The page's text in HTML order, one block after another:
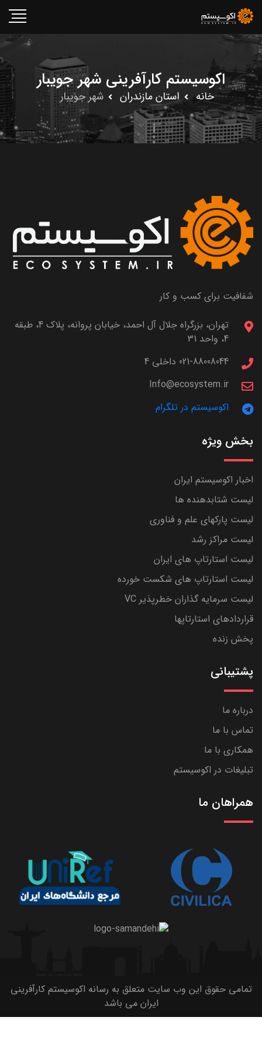
اکوسیستم کارآفرینی شهر جویبار
خانه استان مازندران شهر جویبار
شفافیت برای کسب و کار
تهران، بزرگراه جلال آل احمد، خیابان پروانه، پلاک 4، طبقه
4، واحد 31
021-88008044 داخلی 4
Info@ecosystem.ir
اکوسیستم در تلگرام
بخش ویژه
اخبار اکوسیستم ایران
لیست شتابدهنده ها
لیست پارکهای علم و فناوری
لیست مراکز رشد
لیست استارتاپ های ایران
لیست استارتاپ های شکست خورده
لیست سرمایه گذاران خطرپذیر VC
قراردادهای استارتاپها
پخش زنده
پشتیبانی
درباره ما
تماس با ما
همکاری با ما
تبلیغات در اکوسیستم
همراهان ما
تمامی حقوق این وب سایت متعلق به رسانه اکوسیستم کارآفرینی
ایران می باشد